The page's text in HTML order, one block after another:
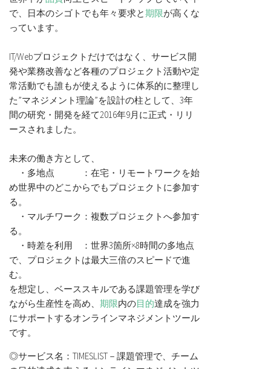
で、日本のシゴトでも年々要求と期限が高くな
っています。
IT/Webプロジェクトだけではなく、サービス開
発や業務改善など各種のプロジェクト活動や定
常活動でも誰もが使えるように体系的に整理し
た”マネジメント理論”を設計の柱として、3年
間の研究・開発を経て2016年9月に正式・リリ
ースされました。
未来の働き方として、
・多地点 ：在宅・リモートワークを始
め世界中のどこからでもプロジェクトに参加す
る。
・マルチワーク：複数プロジェクトへ参加す
る。
・時差を利用 ：世界3箇所×8時間の多地点
で、プロジェクトは最大三倍のスピードで進
む。
を想定し、ベーススキルである課題管理を学び
ながら生産性を高め、 期限内の目的達成を強力
にサポートするオンラインマネジメントツール
です。
◎サービス名：TIMESLIST－ 課題管理で、チーム